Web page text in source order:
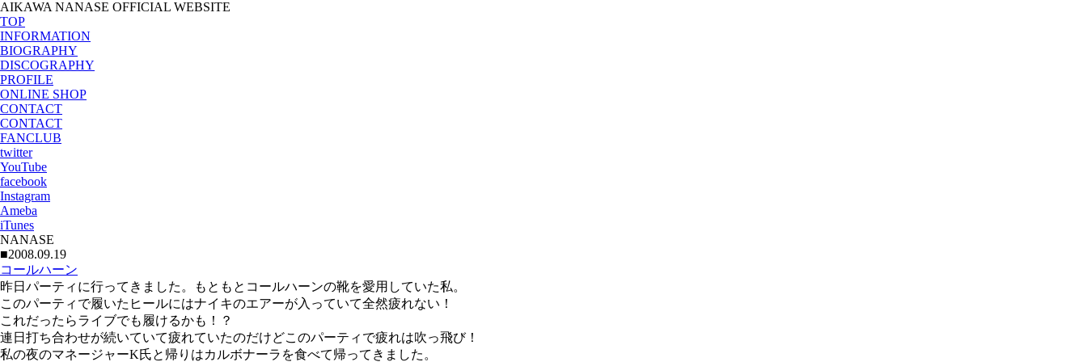
AIKAWA NANASE OFFICIAL WEBSITE
TOP
INFORMATION
BIOGRAPHY
DISCOGRAPHY
PROFILE
ONLINE SHOP
CONTACT
CONTACT
FANCLUB
twitter
YouTube
facebook
Instagram
Ameba
iTunes
NANASE
■2008.09.19
コールハーン
昨日パーティに行ってきました。もともとコールハーンの靴を愛用していた私。
このパーティで履いたヒールにはナイキのエアーが入っていて全然疲れない！
これだったらライブでも履けるかも！？
連日打ち合わせが続いていて疲れていたのだけどこのパーティで疲れは吹っ飛び！
私の夜のマネージャーK氏と帰りはカルボナーラを食べて帰ってきました。